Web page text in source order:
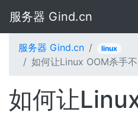
服务器 Gind.cn
服务器 Gind.cn linux
如何让Linux OOM杀手
如何让